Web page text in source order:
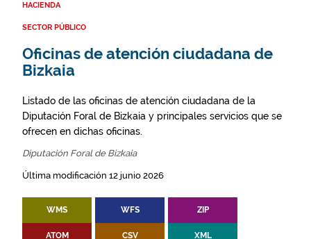
HACIENDA
SECTOR PÚBLICO
Oficinas de atención ciudadana de
Bizkaia
Listado de las oficinas de atención ciudadana de la
Diputación Foral de Bizkaia y principales servicios que se
ofrecen en dichas oficinas.
Diputación Foral de Bizkaia
Última modificación 12 junio 2026
WMS WFS ZIP
ATOM CSV XML